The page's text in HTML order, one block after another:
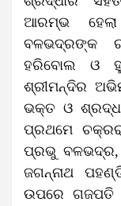
ଆରମ୍ଭ
ବଳଭଦ୍ରଙ୍କ
ହରିବୋଲ ଓ
ଶ୍ରୀମନ୍ଦିର
ଭକ୍ତ ଓ
ପ୍ରଥମେ
ପ୍ରଭୁ ବଳଭଦ୍ର,
ଜଗନ୍ନାଥ
ଉପରେ ଗଜପତି